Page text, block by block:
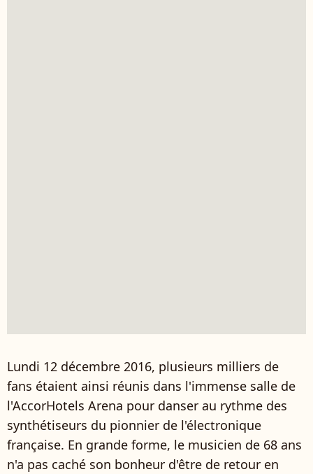
Lundi 12 décembre 2016, plusieurs milliers de
fans étaient ainsi réunis dans l'immense salle de
l'AccorHotels Arena pour danser au rythme des
synthétiseurs du pionnier de l'électronique
française. En grande forme, le musicien de 68 ans
n'a pas caché son bonheur d'être de retour en